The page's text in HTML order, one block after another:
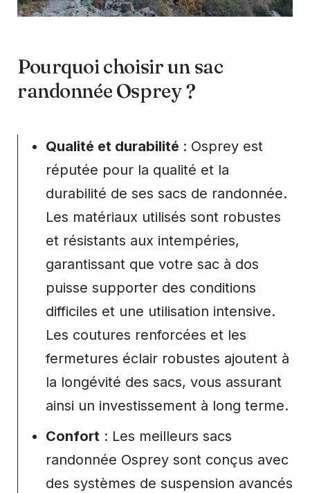
Pourquoi choisir un sac
randonnée Osprey ?
Qualité et durabilité : Osprey est
réputée pour la qualité et la
durabilité de ses sacs de randonnée.
Les matériaux utilisés sont robustes
et résistants aux intempéries,
garantissant que votre sac à dos
puisse supporter des conditions
difficiles et une utilisation intensive.
Les coutures renforcées et les
fermetures éclair robustes ajoutent à
la longévité des sacs, vous assurant
ainsi un investissement à long terme.
Confort : Les meilleurs sacs
randonnée Osprey sont conçus avec
des systèmes de suspension avancés